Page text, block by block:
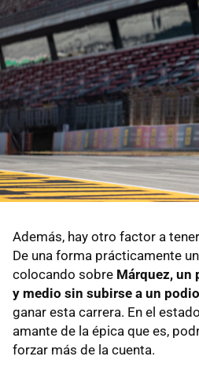
Además, hay otro factor a
De una forma prácticamente
colocando sobre Márquez, un
y medio sin subirse a un podio
ganar esta carrera. En el
amante de la épica que es,
forzar más de la cuenta.